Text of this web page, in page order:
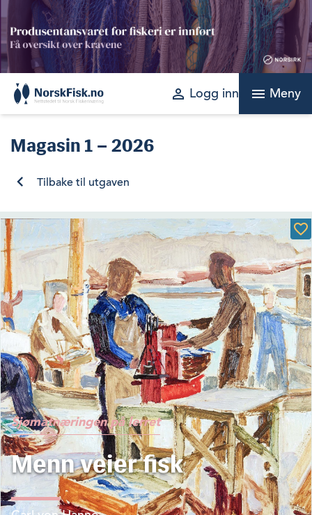
Skip
to
content
perm_identity Logg inn menu Meny
Magasin 1 – 2026
Tilbake til utgaven
Sjømatnæringen på lerret
Menn veier fisk